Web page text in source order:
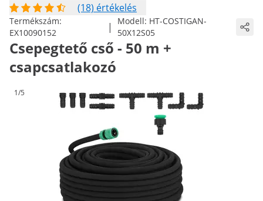
(18) értékelés
Termékszám:
EX10090152
| Modell: HT-COSTIGAN-
50X12S05
Csepegtető cső - 50 m +
csapcsatlakozó
1/5